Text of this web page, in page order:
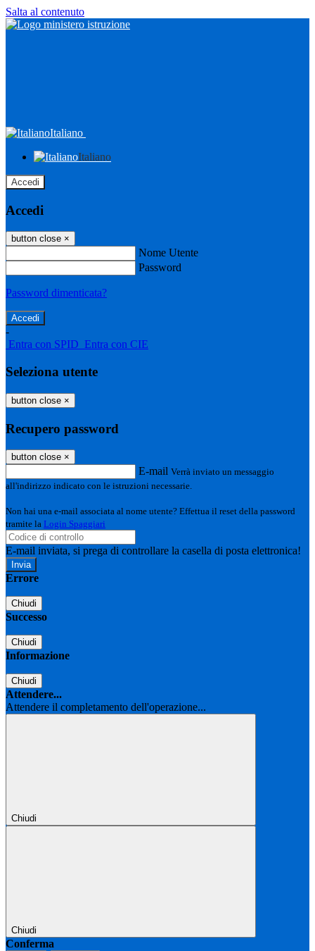
Salta al contenuto
Italiano
Italiano
Accedi
Accedi
button close ×
Nome Utente
Password
Password dimenticata?
-
Entra con SPID Entra con CIE
Seleziona utente
button close ×
Recupero password
button close ×
E-mail Verrà inviato un messaggio
all'indirizzo indicato con le istruzioni necessarie.
Non hai una e-mail associata al nome utente? Effettua il reset della password
tramite la Login Spaggiari
E-mail inviata, si prega di controllare la casella di posta elettronica!
Errore
Chiudi
Successo
Chiudi
Informazione
Chiudi
Attendere...
Attendere il completamento dell'operazione...
Chiudi
Chiudi
Conferma